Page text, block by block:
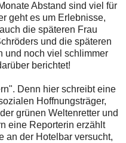
Abstand sind viel für
geht es um Erlebnisse,
die späteren Frau
und die späteren
und noch viel schlimmer
berichtet!
Denn hier schreibt eine
Hoffnungsträger,
grünen Weltenretter und
eine Reporterin erzählt
an der Hotelbar versucht,